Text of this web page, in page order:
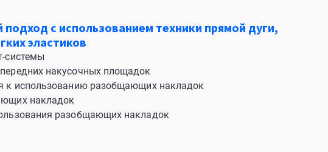
с использованием техники прямой дуги,
эластиков
системы
накусочных площадок
к использованию разобщающих накладок
накладок
разобщающих накладок